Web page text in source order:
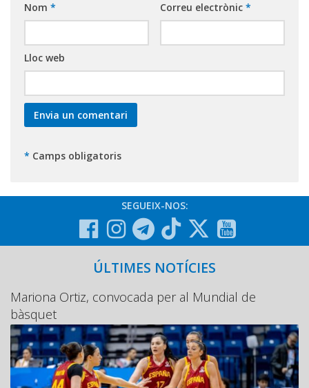
Nom * Correu electrònic *
Lloc web
* Camps obligatoris
SEGUEIX-NOS:
ÚLTIMES NOTÍCIES
Mariona Ortiz, convocada per al Mundial de
bàsquet